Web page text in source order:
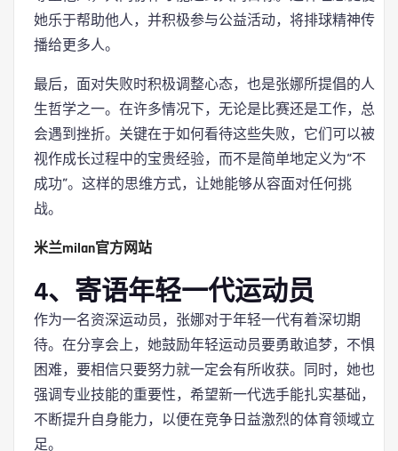
她乐于帮助他人，并积极参与公益活动，将排球精神传
播给更多人。
最后，面对失败时积极调整心态，也是张娜所提倡的人
生哲学之一。在许多情况下，无论是比赛还是工作，总
会遇到挫折。关键在于如何看待这些失败，它们可以被
视作成长过程中的宝贵经验，而不是简单地定义为“不
成功”。这样的思维方式，让她能够从容面对任何挑
战。
米兰milan官方网站
4、寄语年轻一代运动员
作为一名资深运动员，张娜对于年轻一代有着深切期
待。在分享会上，她鼓励年轻运动员要勇敢追梦，不惧
困难，要相信只要努力就一定会有所收获。同时，她也
强调专业技能的重要性，希望新一代选手能扎实基础，
不断提升自身能力，以便在竞争日益激烈的体育领域立
足。